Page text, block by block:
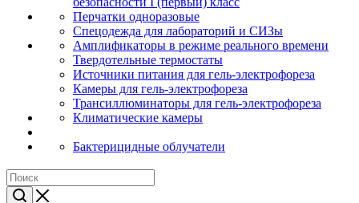
Перчатки одноразовые
Спецодежда для лабораторий и СИЗы
Амплификаторы в режиме реального времени
Твердотельные термостаты
Источники питания для гель-электрофореза
Камеры для гель-электрофореза
Трансиллюминаторы для гель-электрофореза
Климатические камеры
Бактерицидные облучатели